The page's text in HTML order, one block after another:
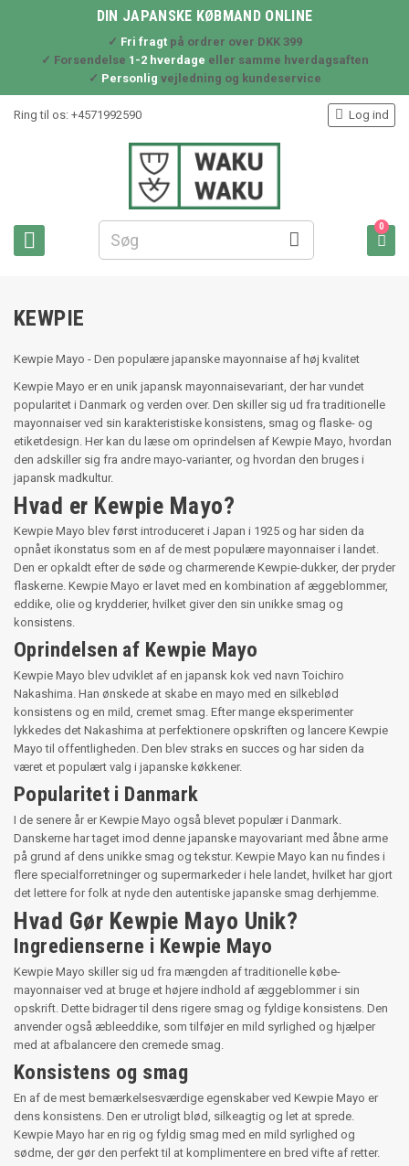
DIN JAPANSKE KØBMAND ONLINE
✓ Fri fragtpå ordrer over DKK 399
✓ Forsendelse 1-2 hverdage eller samme hverdagsaften
✓ Personlig vejledning og kundeservice
Ring til os: +4571992590
 
 Log ind

0
KEWPIE
Kewpie Mayo - Den populære japanske mayonnaise af høj kvalitet
Kewpie Mayo er en unik japansk mayonnaisevariant, der har vundet
popularitet i Danmark og verden over. Den skiller sig ud fra traditionelle
mayonnaiser ved sin karakteristiske konsistens, smag og flaske- og
etiketdesign. Her kan du læse om oprindelsen af Kewpie Mayo, hvordan
den adskiller sig fra andre mayo-varianter, og hvordan den bruges i
japansk madkultur.
Hvad er Kewpie Mayo?
Kewpie Mayo blev først introduceret i Japan i 1925 og har siden da
opnået ikonstatus som en af de mest populære mayonnaiser i landet.
Den er opkaldt efter de søde og charmerende Kewpie-dukker, der pryder
flaskerne. Kewpie Mayo er lavet med en kombination af æggeblommer,
eddike, olie og krydderier, hvilket giver den sin unikke smag og
konsistens.
Oprindelsen af Kewpie Mayo
Kewpie Mayo blev udviklet af en japansk kok ved navn Toichiro
Nakashima. Han ønskede at skabe en mayo med en silkeblød
konsistens og en mild, cremet smag. Efter mange eksperimenter
lykkedes det Nakashima at perfektionere opskriften og lancere Kewpie
Mayo til offentligheden. Den blev straks en succes og har siden da
været et populært valg i japanske køkkener.
Popularitet i Danmark
I de senere år er Kewpie Mayo også blevet populær i Danmark.
Danskerne har taget imod denne japanske mayovariant med åbne arme
på grund af dens unikke smag og tekstur. Kewpie Mayo kan nu findes i
flere specialforretninger og supermarkeder i hele landet, hvilket har gjort
det lettere for folk at nyde den autentiske japanske smag derhjemme.
Hvad Gør Kewpie Mayo Unik?
Ingredienserne i Kewpie Mayo
Kewpie Mayo skiller sig ud fra mængden af traditionelle købe-
mayonnaiser ved at bruge et højere indhold af æggeblommer i sin
opskrift. Dette bidrager til dens rigere smag og fyldige konsistens. Den
anvender også æbleeddike, som tilføjer en mild syrlighed og hjælper
med at afbalancere den cremede smag.
Konsistens og smag
En af de mest bemærkelsesværdige egenskaber ved Kewpie Mayo er
dens konsistens. Den er utroligt blød, silkeagtig og let at sprede.
Kewpie Mayo har en rig og fyldig smag med en mild syrlighed og
sødme, der gør den perfekt til at komplimentere en bred vifte af retter.